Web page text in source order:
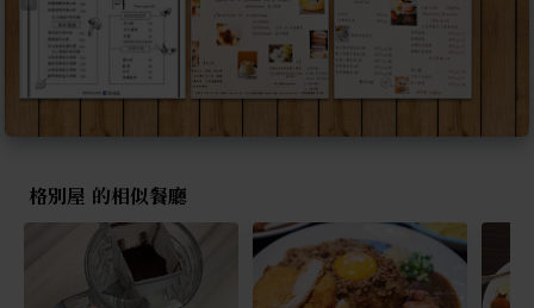
格別屋 的相似餐廳